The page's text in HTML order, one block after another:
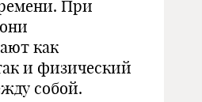
При
как
и физический
собой.